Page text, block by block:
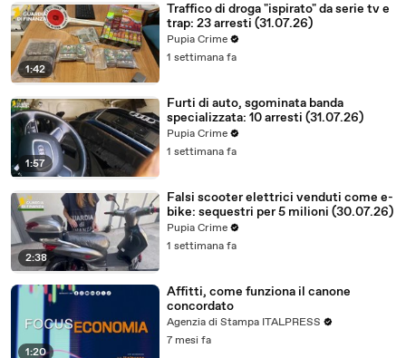
1:42
Traffico di droga "ispirato" da serie tv e
trap: 23 arresti (31.07.26)
Pupia Crime
1 settimana fa
1:57
Furti di auto, sgominata banda
specializzata: 10 arresti (31.07.26)
Pupia Crime
1 settimana fa
2:38
Falsi scooter elettrici venduti come e-
bike: sequestri per 5 milioni (30.07.26)
Pupia Crime
1 settimana fa
1:20
Affitti, come funziona il canone
concordato
Agenzia di Stampa ITALPRESS
7 mesi fa